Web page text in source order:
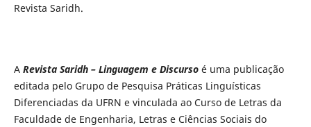
Revista Saridh.
A Revista Saridh – Linguagem e Discursoé uma publicação
editada pelo Grupo de Pesquisa Práticas Linguísticas
Diferenciadas da UFRN e vinculada ao Curso de Letras da
Faculdade de Engenharia, Letras e Ciências Sociais do